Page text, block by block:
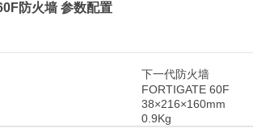
防火墙 参数配置
下一代防火墙
FORTIGATE 60F
38×216×160mm
0.9Kg